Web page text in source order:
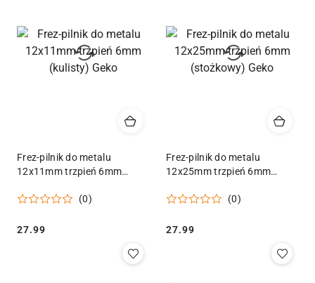
Frez-pilnik do metalu
12x11mm trzpień 6mm
(0)
Cena:
27.99
Frez-pilnik do metalu
12x25mm trzpień 6mm
(0)
Cena:
27.99